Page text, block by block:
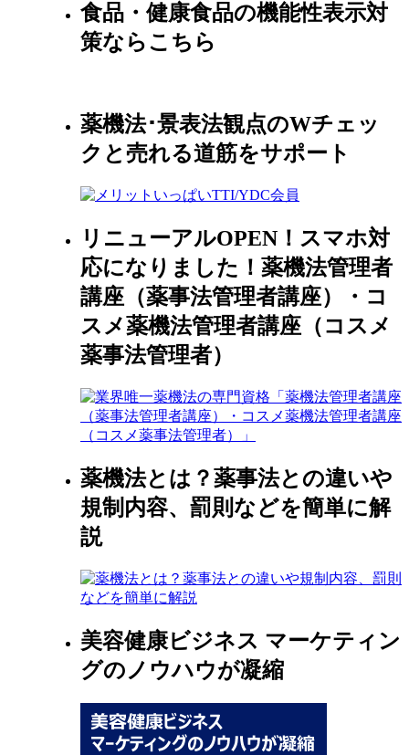
食品・健康食品の機能性表示対
策ならこちら
薬機法･景表法観点のWチェッ
クと売れる道筋をサポート
リニューアルOPEN！スマホ対
応になりました！薬機法管理者
講座（薬事法管理者講座）・コ
スメ薬機法管理者講座（コスメ
薬事法管理者）
薬機法とは？薬事法との違いや
規制内容、罰則などを簡単に解
説
美容健康ビジネス マーケティン
グのノウハウが凝縮